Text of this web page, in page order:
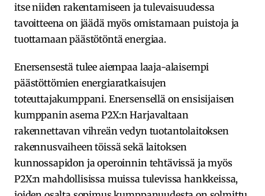
itse niiden rakentamiseen ja tulevaisuudessa
tavoitteena on jäädä myös omistamaan puistoja ja
tuottamaan päästötöntä energiaa.
Enersensestä tulee aiempaa laaja-alaisempi
päästöttömien energiaratkaisujen
toteuttajakumppani. Enersensellä on ensisijaisen
kumppanin asema P2X:n Harjavaltaan
rakennettavan vihreän vedyn tuotantolaitoksen
rakennusvaiheen töissä sekä laitoksen
kunnossapidon ja operoinnin tehtävissä ja myös
P2X:n mahdollisissa muissa tulevissa hankkeissa,